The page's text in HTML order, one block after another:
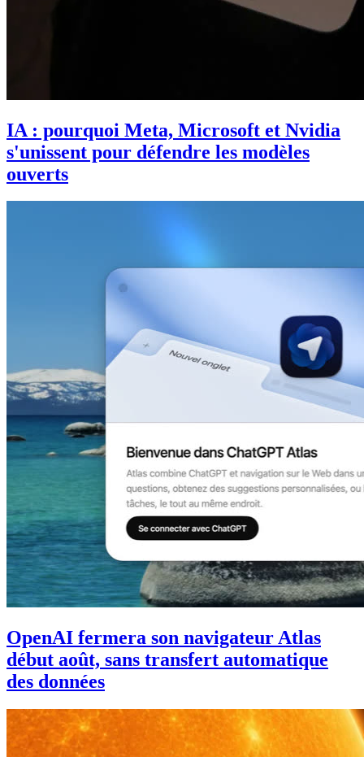
IA : pourquoi Meta, Microsoft et Nvidia
s'unissent pour défendre les modèles
ouverts
OpenAI fermera son navigateur Atlas
début août, sans transfert automatique
des données